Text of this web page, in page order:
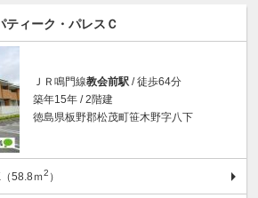
ティーク・パレスＣ
ＪＲ鳴門線教会前駅 / 徒歩64分
築年15年 / 2階建
徳島県板野郡松茂町笹木野字八下
58.8ｍ2 ）